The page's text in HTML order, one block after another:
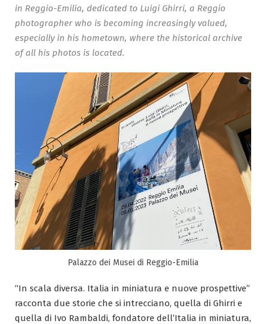
in Reggio-Emilia, dedicated to Luigi Ghirri, a Reggio
photographer who is becoming increasinglyvalued,
especially in his hometown, where the historical archive
of all his photos is located.
Palazzo dei Musei di Reggio-Emilia
“In scala diversa. Italia in miniatura e nuove prospettive”
racconta due storie che si intrecciano, quella di Ghirri e
quella di Ivo Rambaldi, fondatore dell’Italia in miniatura,